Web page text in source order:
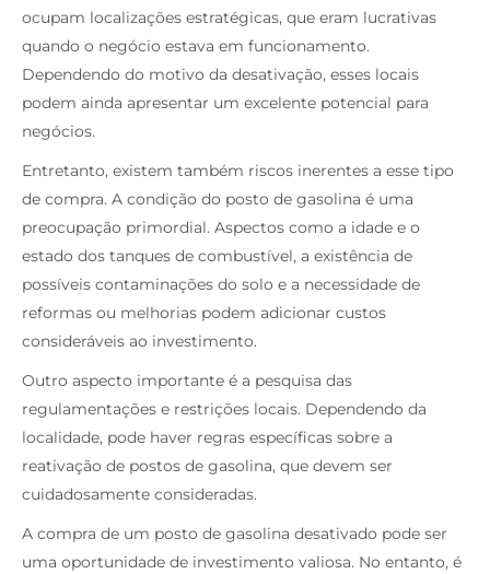
ocupam localizações estratégicas, que eram lucrativas
quando o negócio estava em funcionamento.
Dependendo do motivo da desativação, esses locais
podem ainda apresentar um excelente potencial para
negócios.
Entretanto, existem também riscos inerentes a esse tipo
de compra. A condição do posto de gasolina é uma
preocupação primordial. Aspectos como a idade e o
estado dos tanques de combustível, a existência de
possíveis contaminações do solo e a necessidade de
reformas ou melhorias podem adicionar custos
consideráveis ao investimento.
Outro aspecto importante é a pesquisa das
regulamentações e restrições locais. Dependendo da
localidade, pode haver regras específicas sobre a
reativação de postos de gasolina, que devem ser
cuidadosamente consideradas.
A compra de um posto de gasolina desativado pode ser
uma oportunidade de investimento valiosa. No entanto, é